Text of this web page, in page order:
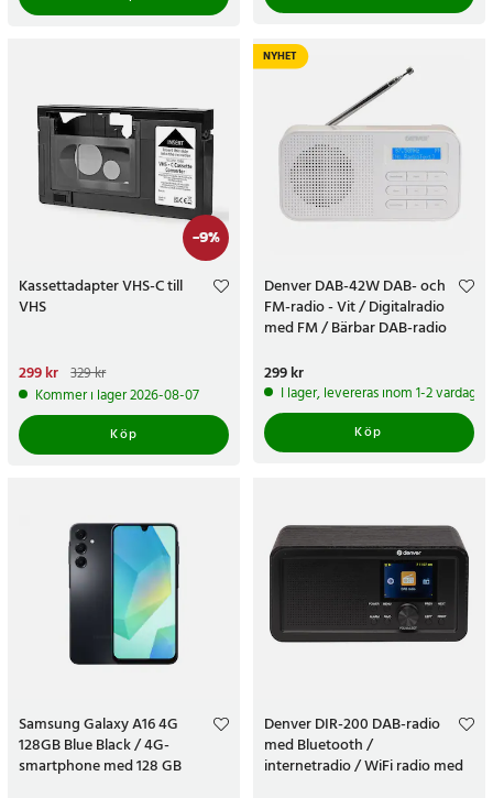
-9%
Kassettadapter VHS-C till
VHS
Nuvarande pris
pris:329 kr
299 kr 329 kr
Kommer i lager 2026-08-07
Köp
NYHET
Denver DAB-42W DAB- och
FM-radio - Vit / Digitalradio
med FM / Bärbar DAB-radio
Pris:299 kr
299 kr
I lager, levereras inom 1-2 vardagar
Köp
Samsung Galaxy A16 4G
128GB Blue Black / 4G-
smartphone med 128 GB
Denver DIR-200 DAB-radio
med Bluetooth /
internetradio / WiFi radio med